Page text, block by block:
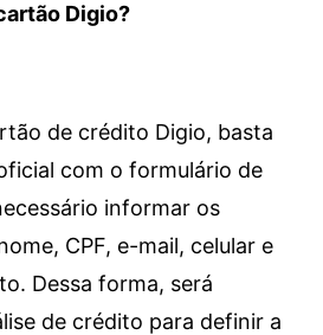
Digio?
de crédito Digio, basta
com o formulário de
informar os
CPF, e-mail, celular e
Dessa forma, será
de crédito para definir a